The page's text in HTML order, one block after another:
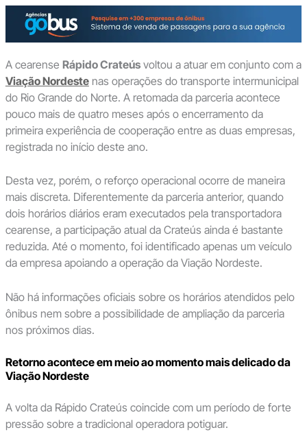
A cearense Rápido Crateúsvoltou a atuar em conjunto com a
Viação Nordestenas operações do transporte intermunicipal
do Rio Grande do Norte. A retomada da parceria acontece
pouco mais de quatro meses após o encerramento da
primeira experiência de cooperação entre as duas empresas,
registrada no início deste ano.
Desta vez, porém, o reforço operacional ocorre de maneira
mais discreta. Diferentemente da parceria anterior, quando
dois horários diários eram executados pela transportadora
cearense, a participação atual da Crateús ainda é bastante
reduzida. Até o momento, foi identificado apenas um veículo
da empresa apoiando a operação da Viação Nordeste.
Não há informações oficiais sobre os horários atendidos pelo
ônibus nem sobre a possibilidade de ampliação da parceria
nos próximos dias.
Retorno acontece em meio ao momento mais delicado da
Viação Nordeste
A volta da Rápido Crateús coincide com um período de forte
pressão sobre a tradicional operadora potiguar.